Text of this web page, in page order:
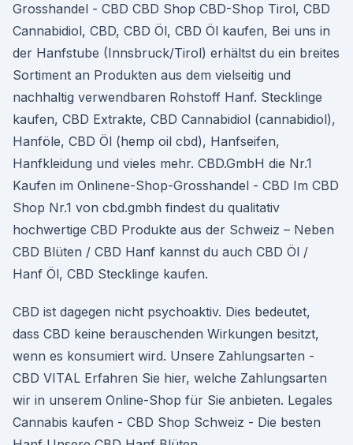
Grosshandel - CBD CBD Shop CBD-Shop Tirol, CBD
Cannabidiol, CBD, CBD Öl, CBD Öl kaufen, Bei uns in
der Hanfstube (Innsbruck/Tirol) erhältst du ein breites
Sortiment an Produkten aus dem vielseitig und
nachhaltig verwendbaren Rohstoff Hanf. Stecklinge
kaufen, CBD Extrakte, CBD Cannabidiol (cannabidiol),
Hanföle, CBD Öl (hemp oil cbd), Hanfseifen,
Hanfkleidung und vieles mehr. CBD.GmbH die Nr.1
Kaufen im Onlinene-Shop-Grosshandel - CBD Im CBD
Shop Nr.1 von cbd.gmbh findest du qualitativ
hochwertige CBD Produkte aus der Schweiz – Neben
CBD Blüten / CBD Hanf kannst du auch CBD Öl /
Hanf Öl, CBD Stecklinge kaufen.
CBD ist dagegen nicht psychoaktiv. Dies bedeutet,
dass CBD keine berauschenden Wirkungen besitzt,
wenn es konsumiert wird. Unsere Zahlungsarten -
CBD VITAL Erfahren Sie hier, welche Zahlungsarten
wir in unserem Online-Shop für Sie anbieten. Legales
Cannabis kaufen - CBD Shop Schweiz - Die besten